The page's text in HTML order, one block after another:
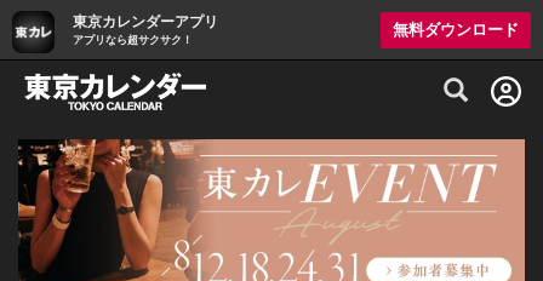
東京カレンダーアプリ
アプリなら超サクサク！
無料ダウンロード
グルメ情報・プレミアムレストラン予約